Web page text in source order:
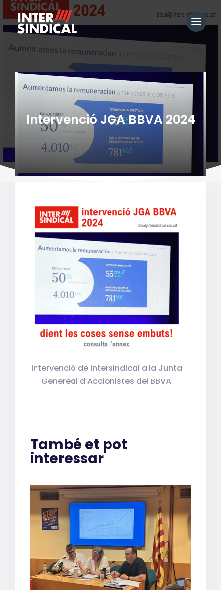
Intervenció JGA BBVA 2024
Intervenció de Intersindical a la Junta
Genereal d’Accionistes del BBVA
També et pot
interessar